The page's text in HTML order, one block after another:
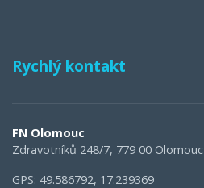
Rychlý kontakt
FN Olomouc
Zdravotníků 248/7, 779 00 Olomouc
GPS: 49.586792, 17.239369